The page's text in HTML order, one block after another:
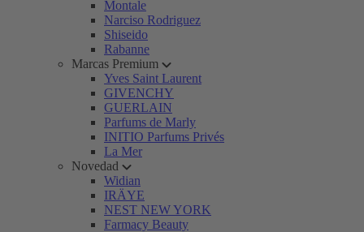
Montale
Narciso Rodriguez
Shiseido
Rabanne
Marcas Premium
Yves Saint Laurent
GIVENCHY
GUERLAIN
Parfums de Marly
INITIO Parfums Privés
La Mer
Novedad
Widian
IRÄYE
NEST NEW YORK
Farmacy Beauty